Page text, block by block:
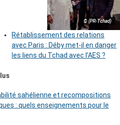
© (PR-Tchad)
Rétablissement des relations
avec Paris : Déby met-il en danger
les liens du Tchad avec l’AES ?
sahélienne et recompositions
: quels enseignements pour le